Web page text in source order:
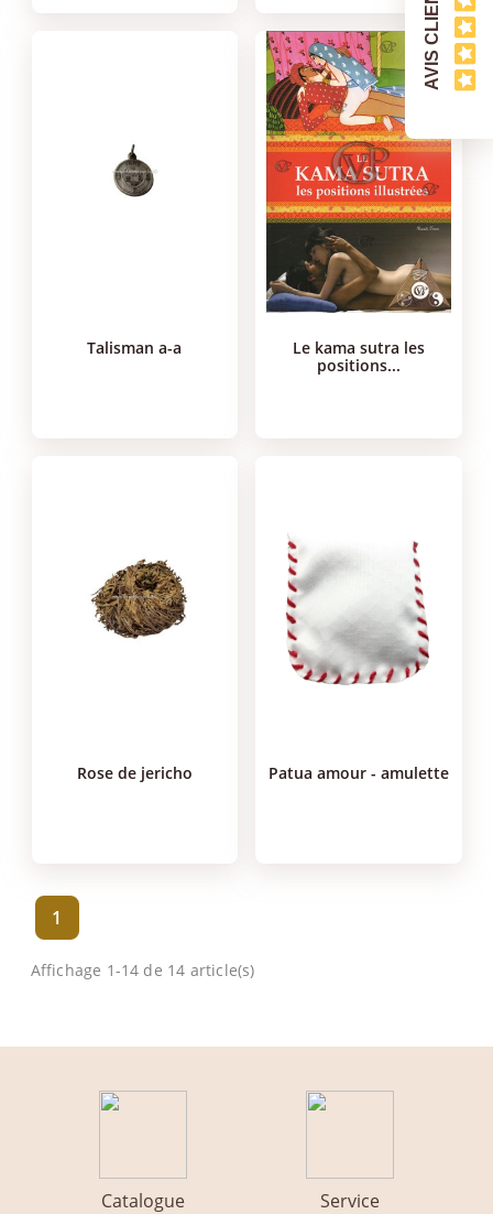
talisman a-a
le kama sutra les
positions...
rose de jericho patua amour - amulette
Affichage 1-14 de 14 article(s)
1
Catalogue
Service
AVIS CLIENTS